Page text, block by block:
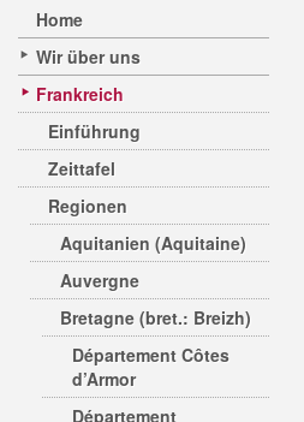
Home
Wir über uns
Frankreich
Einführung
Zeittafel
Regionen
Aquitanien (Aquitaine)
Auvergne
Bretagne (bret.: Breizh)
Département Côtes
d’Armor
Département